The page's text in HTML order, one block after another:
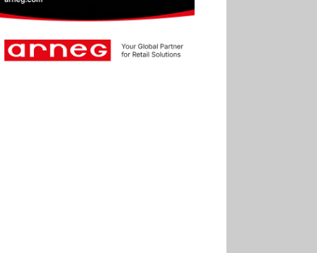
réélue présidente de la Fact